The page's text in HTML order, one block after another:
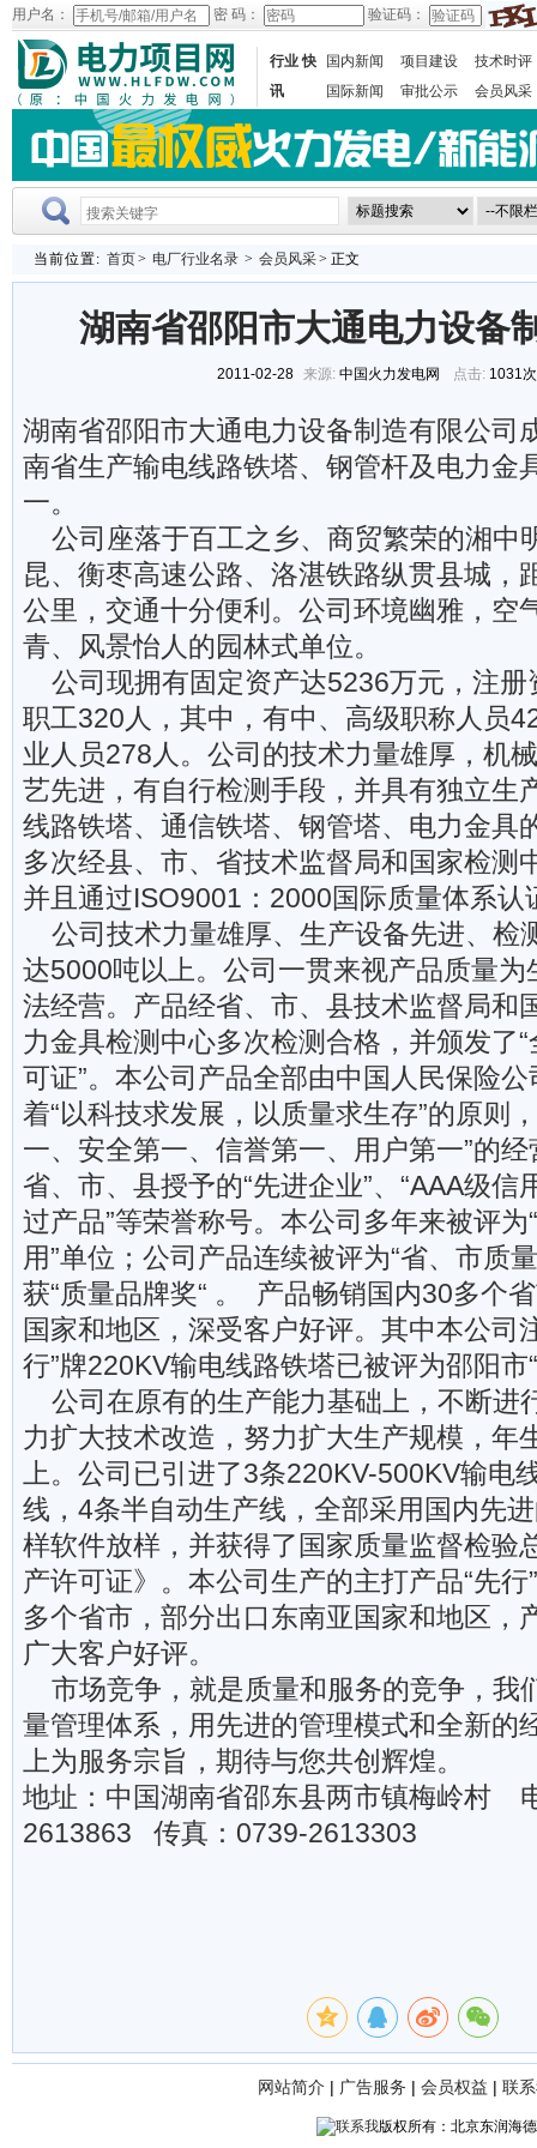
用户名： 密 码： 验证码：
行业 快
讯
国内新闻 项目建设
技术时评
国际新闻
审批公示 会员风采
当前位置: 首页> 电厂行业名录 > 会员风采> 正文
湖南省邵阳市大通电力设备
2011-02-28 来源: 中国火力发电网 点击: 1031
湖南省邵阳市大通电力设备制造有限公司
南省生产输电线路铁塔、钢管杆及电力金
一。
公司座落于百工之乡、商贸繁荣的湘中
昆、衡枣高速公路、洛湛铁路纵贯县城，
公里，交通十分便利。公司环境幽雅，空
青、风景怡人的园林式单位。
公司现拥有固定资产达5236万元，注册
职工320人，其中，有中、高级职称人员
业人员278人。公司的技术力量雄厚，机
艺先进，有自行检测手段，并具有独立生
线路铁塔、通信铁塔、钢管塔、电力金具
多次经县、市、省技术监督局和国家检测
并且通过ISO9001：2000国际质量体系认
公司技术力量雄厚、生产设备先进、检
达5000吨以上。公司一贯来视产品质量
法经营。产品经省、市、县技术监督局和
力金具检测中心多次检测合格，并颁发了
可证”。本公司产品全部由中国人民保险
着“以科技求发展，以质量求生存”的原则
一、安全第一、信誉第一、用户第一”的
省、市、县授予的“先进企业”、“AAA级信
过产品”等荣誉称号。本公司多年来被评
用”单位；公司产品连续被评为“省、市质
获“质量品牌奖“ 。 产品畅销国内30多个
国家和地区，深受客户好评。其中本公司
行”牌220KV输电线路铁塔已被评为邵阳市
公司在原有的生产能力基础上，不断进
力扩大技术改造，努力扩大生产规模，年
上。公司已引进了3条220KV-500KV输电
线，4条半自动生产线，全部采用国内先
样软件放样，并获得了国家质量监督检验
产许可证》。本公司生产的主打产品“先
多个省市，部分出口东南亚国家和地区，
广大客户好评。
市场竞争，就是质量和服务的竞争，我
量管理体系，用先进的管理模式和全新的
上为服务宗旨，期待与您共创辉煌。
地址：中国湖南省邵东县两市镇梅岭村
2613863 传真：0739-2613303
网站简介 | 广告服务 | 会员权益 | 联
版权所有：北京东润海